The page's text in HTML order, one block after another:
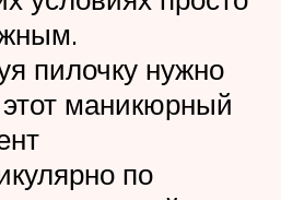
пилочку нужно
маникюрный
по